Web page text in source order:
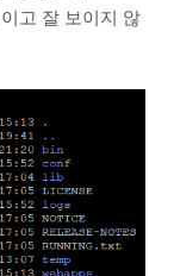
고 잘 보이지 않